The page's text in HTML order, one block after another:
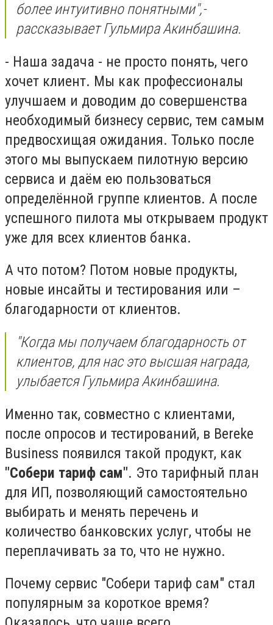
более интуитивно понятными",-
рассказывает Гульмира Акинбашина.
- Наша задача - не просто понять, чего
хочет клиент. Мы как профессионалы
улучшаем и доводим до совершенства
необходимый бизнесу сервис, тем самым
предвосхищая ожидания. Только после
этого мы выпускаем пилотную версию
сервиса и даём ею пользоваться
определённой группе клиентов. А после
успешного пилота мы открываем продукт
уже для всех клиентов банка.
А что потом? Потом новые продукты,
новые инсайты и тестирования или –
благодарности от клиентов.
"Когда мы получаем благодарность от
клиентов, для нас это высшая награда,
улыбается Гульмира Акинбашина.
Именно так, совместно с клиентами,
после опросов и тестирований, в Bereke
Business появился такой продукт, как
"Собери тариф сам". Это тарифный план
для ИП, позволяющий самостоятельно
выбирать и менять перечень и
количество банковских услуг, чтобы не
переплачивать за то, что не нужно.
Почему сервис "Собери тариф сам" стал
популярным за короткое время?